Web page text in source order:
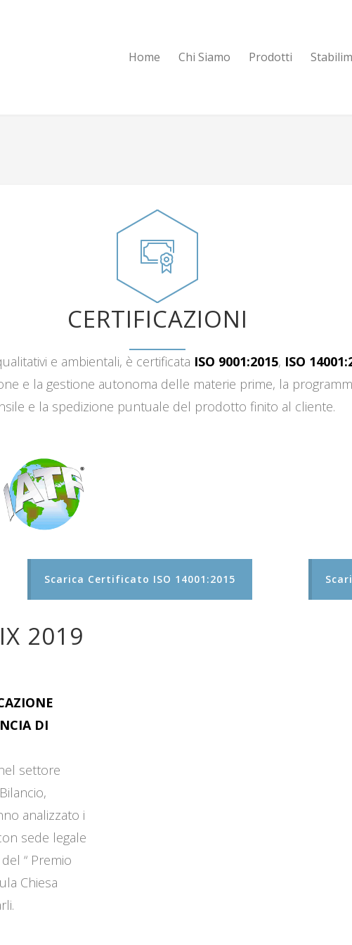
Home Chi Siamo Prodotti
CERTIFICAZIONI
e ambientali, è certificata ISO 9001:2015, ISO
e la gestione autonoma delle materie prime, la
e la spedizione puntuale del prodotto finito al cliente.
Scarica Certificato ISO 14001:2015
2019
DI
settore
analizzato i
sede legale
“ Premio
Chiesa